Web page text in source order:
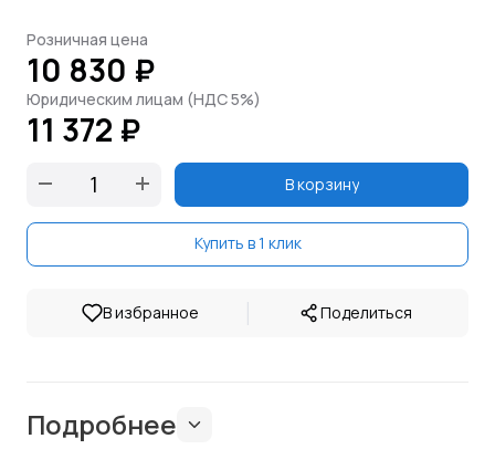
Розничная цена
10 830 ₽
Юридическим лицам (НДС 5%)
11 372 ₽
В корзину
Купить в 1 клик
В избранное | Поделиться
Подробнее